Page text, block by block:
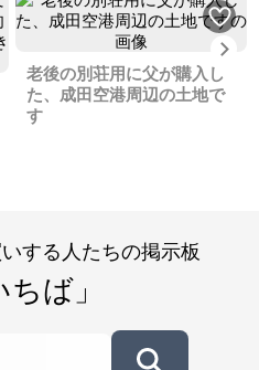
老後の別荘用に父が購入し
た、成田空港周辺の土地で
す
する人たちの掲示板
ちば」